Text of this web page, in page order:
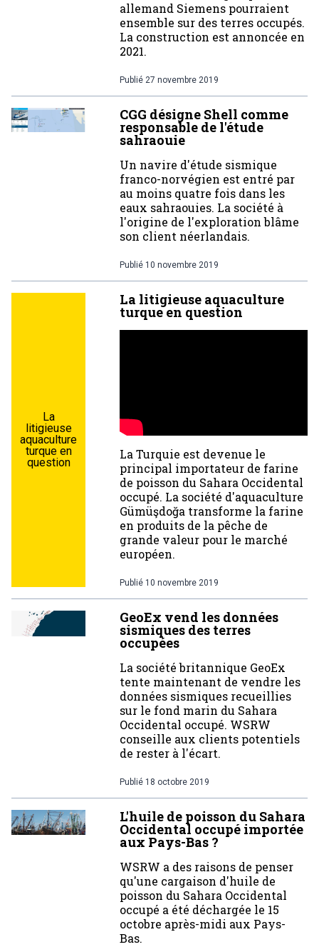
allemand Siemens pourraient
ensemble sur des terres occupés.
La construction est annoncée en
2021.
Publié 27 novembre 2019
CGG désigne Shell comme
responsable de l'étude
sahraouie
Un navire d'étude sismique
franco-norvégien est entré par
au moins quatre fois dans les
eaux sahraouies. La société à
l'origine de l'exploration blâme
son client néerlandais.
Publié 10 novembre 2019
La
litigieuse
aquaculture
turque en
question
La litigieuse aquaculture
turque en question
La Turquie est devenue le
principal importateur de farine
de poisson du Sahara Occidental
occupé. La société d'aquaculture
Gümüşdoğa transforme la farine
en produits de la pêche de
grande valeur pour le marché
européen.
Publié 10 novembre 2019
GeoEx vend les données
sismiques des terres
occupées
La société britannique GeoEx
tente maintenant de vendre les
données sismiques recueillies
sur le fond marin du Sahara
Occidental occupé. WSRW
conseille aux clients potentiels
de rester à l'écart.
Publié 18 octobre 2019
L'huile de poisson du Sahara
Occidental occupé importée
aux Pays-Bas ?
WSRW a des raisons de penser
qu'une cargaison d'huile de
poisson du Sahara Occidental
occupé a été déchargée le 15
octobre après-midi aux Pays-
Bas.